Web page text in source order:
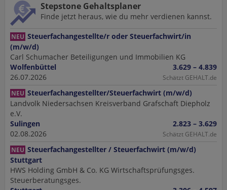
Stepstone Gehaltsplaner
Finde jetzt heraus, wie du mehr verdienen kannst.
NEU Steuerfachangestellte/r oder Steuerfachwirt/in
(m/w/d)
Carl Schumacher Beteiligungen und Immobilien KG
Wolfenbüttel
26.07.2026
3.629 – 4.839
Schätzt GEHALT.de
NEU Steuerfachangestellter/Steuerfachwirt (m/w/d)
Landvolk Niedersachsen Kreisverband Grafschaft Diepholz
e.V.
Sulingen
02.08.2026
2.823 – 3.629
Schätzt GEHALT.de
NEU Steuerfachangestellter / Steuerfachwirt (m/w/d)
Stuttgart
HWS Holding GmbH & Co. KG Wirtschaftsprüfungsges.
Steuerberatungsges.